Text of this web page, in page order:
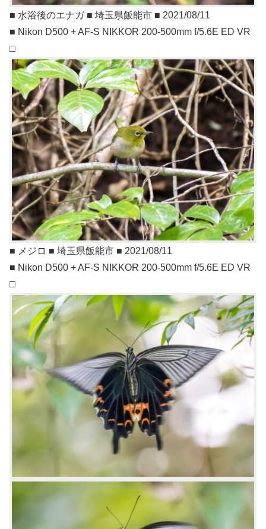
■ 水浴後のエナガ ■ 埼玉県飯能市 ■ 2021/08/11
■ Nikon D500 + AF-S NIKKOR 200-500mm f/5.6E ED VR
□
■ メジロ ■ 埼玉県飯能市 ■ 2021/08/11
■ Nikon D500 + AF-S NIKKOR 200-500mm f/5.6E ED VR
□